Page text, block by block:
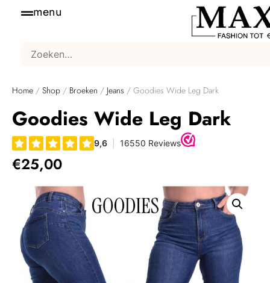
menu
Home / Shop / Broeken / Jeans / Goodies Wide Leg Dark
Goodies Wide Leg Dark
€25,00